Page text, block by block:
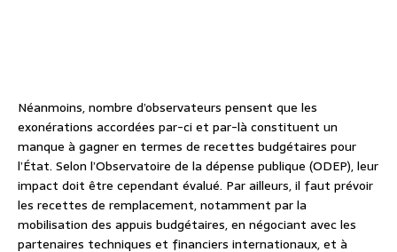
Néanmoins, nombre d’observateurs pensent que les
exonérations accordées par-ci et par-là constituent un
manque à gagner en termes de recettes budgétaires pour
l’État. Selon l’Observatoire de la dépense publique (ODEP), leur
impact doit être cependant évalué. Par ailleurs, il faut prévoir
les recettes de remplacement, notamment par la
mobilisation des appuis budgétaires, en négociant avec les
partenaires techniques et financiers internationaux, et à